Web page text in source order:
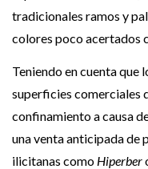
tradicionales ramos y
colores poco acertados
Teniendo en cuenta que
superficies comerciales
confinamiento a causa
una venta anticipada de
ilicitanas como Hiperber